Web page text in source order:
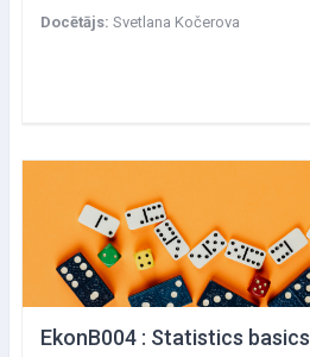
Docētājs: Svetlana Kočerova
EkonB004 : Statistics basics